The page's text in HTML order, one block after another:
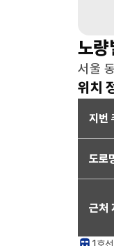
노량
서울
위치
지번
도로
근처